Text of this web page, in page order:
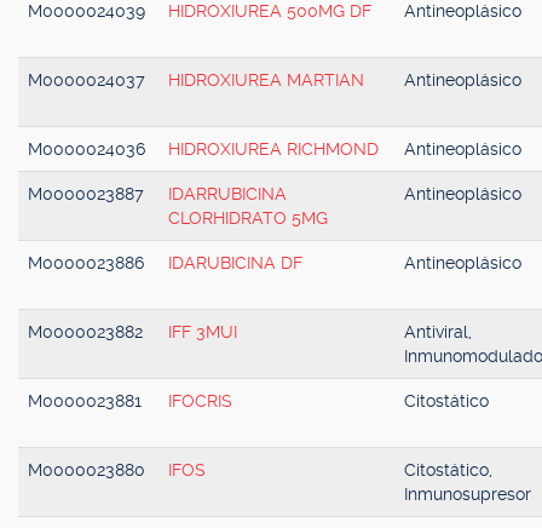
M0000024039 HIDROXIUREA 500MG DF Antineoplásico
M0000024037 HIDROXIUREA MARTIAN Antineoplásico
M0000024036 HIDROXIUREA RICHMOND Antineoplásico
M0000023887
IDARRUBICINA
CLORHIDRATO 5MG
Antineoplásico
M0000023886 IDARUBICINA DF Antineoplásico
M0000023882 IFF 3MUI
Antiviral,
M0000023881 IFOCRIS Citostático
M0000023880 IFOS
Citostático,
Inmunosupresor